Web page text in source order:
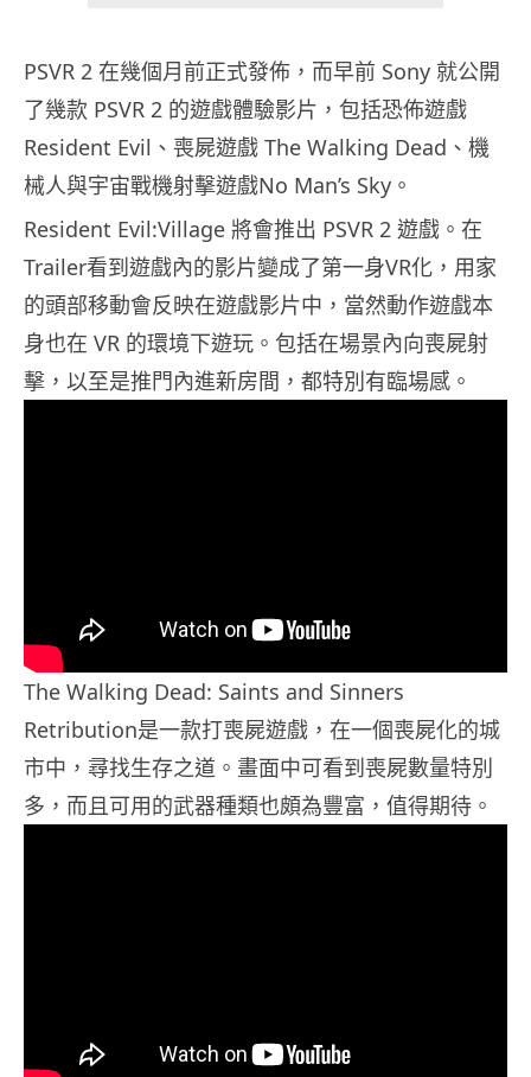
PSVR 2 在幾個月前正式發佈，而早前 Sony 就公開
了幾款 PSVR 2 的遊戲體驗影片，包括恐佈遊戲
Resident Evil、喪屍遊戲 The Walking Dead、機
械人與宇宙戰機射擊遊戲No Man’s Sky。
Resident Evil:Village 將會推出 PSVR 2 遊戲。在
Trailer看到遊戲內的影片變成了第一身VR化，用家
的頭部移動會反映在遊戲影片中，當然動作遊戲本
身也在 VR 的環境下遊玩。包括在場景內向喪屍射
擊，以至是推門內進新房間，都特別有臨場感。
The Walking Dead: Saints and Sinners
Retribution是一款打喪屍遊戲，在一個喪屍化的城
市中，尋找生存之道。畫面中可看到喪屍數量特別
多，而且可用的武器種類也頗為豐富，值得期待。